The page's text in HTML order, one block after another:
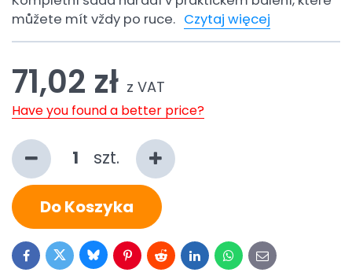
můžete mít vždy po ruce. Czytaj więcej
71,02 zł z VAT
Have you found a better price?
szt.
Do Koszyka
FacebookTwitterBlueskyPinterestRedditLinkedInWhatsApp
E-
mail